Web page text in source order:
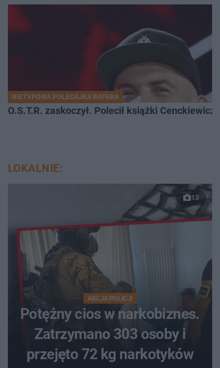
NIETYPOWA POLECAJKA RAPERA
O.S.T.R. zaskoczył. Polecił książki
LOKALNIE:
13
AKCJA POLICJI
Potężny cios w narkobiznes.
Zatrzymano 303 osoby i
przejęto 72 kg narkotyków